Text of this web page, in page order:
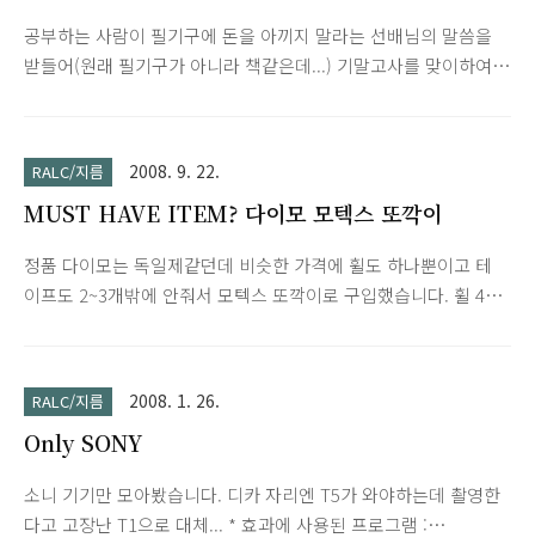
트림은 알파겔의 절반정도네요. 스매쉬는 고무 돌기가 많아서 그
래프 1000에 비해 미끄러짐이 적네요. 제트스트림은 그립부분이
공부하는 사람이 필기구에 돈을 아끼지 말라는 선배님의 말씀을
받들어(원래 필기구가 아니라 책같은데...) 기말고사를 맞이하여
고 샤프심입니다. α·gel은 볼펜과 샤프가 합쳐진 제품찾다가
Jetstream을 골랐는데 uni α·gel로 배송와서 그냥 사용중입니
다. 엔화가 많이 올랐는데 가격은 예전과 비슷하네요. 참고로 uni
그래프1000의 정가는 잘모르겠네요. ^^; 자, 여러분도 제도 샤프
에 질리셨다면 지르세요;; 2009/04/18 - Pentel SMASH, Uni..
RALC/지름 2008. 9. 22.
MUST HAVE ITEM? 다이모 모텍스 또깍이
정품 다이모는 독일제같던데 비슷한 가격에 휠도 하나뿐이고 테
이프도 2~3개밖에 안줘서 모텍스 또깍이로 구입했습니다. 휠 4개
RALC/지름 2008. 1. 26.
Only SONY
소니 기기만 모아봤습니다. 디카 자리엔 T5가 와야하는데 촬영한
다고 고장난 T1으로 대체... * 효과에 사용된 프로그램 :